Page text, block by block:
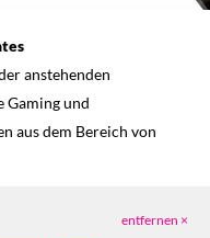
anstehenden
Gaming und
aus dem Bereich von
entfernen ×